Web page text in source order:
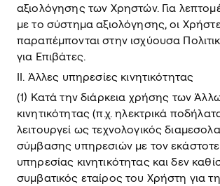
αξιολόγησης των Χρηστών. Για
με το σύστημα αξιολόγησης, οι
παραπέμπονται στην ισχύουσα
για Επιβάτες.
ΙΙ. Άλλες υπηρεσίες κινητικότητας
(1) Κατά την διάρκεια χρήσης των
κινητικότητας (π.χ. ηλεκτρικά
λειτουργεί ως τεχνολογικός
σύμβασης υπηρεσιών με τον
υπηρεσίας κινητικότητας και δεν
συμβατικός εταίρος του Χρήστη για